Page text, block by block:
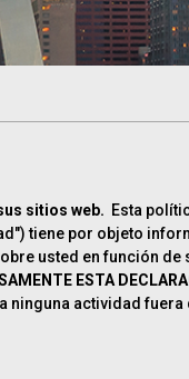
sitios web. Esta
tiene por objeto
usted en función de
ESTA
actividad fuera